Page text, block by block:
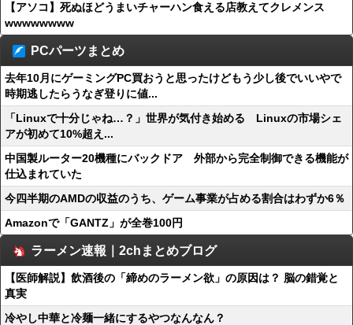
【アソコ】死ぬほどうまいチャーハン食える店教えてクレメンス
wwwwwwww
PCパーツまとめ
去年10月にゲーミングPC買おうと思ったけどもう少し後でいいやで
時期逃したらうなぎ登りに値...
「Linuxで十分じゃね…？」世界が気付き始める Linuxの市場シェ
アが初めて10%超え...
中国製ルーター20機種にバックドア 外部から完全制御できる機能が
仕込まれていた
今四半期のAMDの収益のうち、ゲーム事業が占める割合はわずか6％
Amazonで「GANTZ」が全巻100円
ラーメン速報｜2chまとめブログ
【医師解説】飲酒後の「締めのラーメン欲」の原因は？ 脳の錯覚と
真実
冷やし中華と冷麺一緒にするやつなんなん？